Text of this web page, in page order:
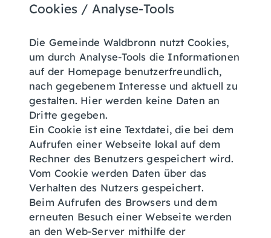
Cookies / Analyse-Tools
Die Gemeinde Waldbronn nutzt Cookies,
um durch Analyse-Tools die Informationen
auf der Homepage benutzerfreundlich,
nach gegebenem Interesse und aktuell zu
gestalten. Hier werden keine Daten an
Dritte gegeben.
Ein Cookie ist eine Textdatei, die bei dem
Aufrufen einer Webseite lokal auf dem
Rechner des Benutzers gespeichert wird.
Vom Cookie werden Daten über das
Verhalten des Nutzers gespeichert.
Beim Aufrufen des Browsers und dem
erneuten Besuch einer Webseite werden
an den Web-Server mithilfe der